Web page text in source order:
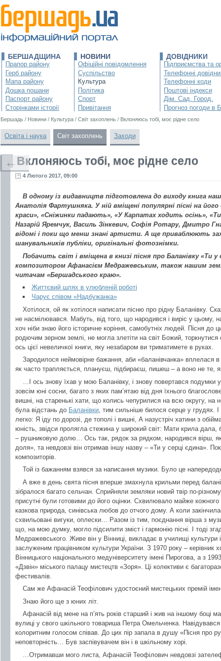
БЕРШАДЩИНА
Прапор району
Герб району
Мапа району
Дошка пошани
Паспорт району
Сторінками історії
НОВИНИ
Офіційні повідомлення
Суспільство
Культура
Політика
Спорт
Привітання
ДОВІДНИКИ
Підприємства та
Телефонні
Телефонні коди
Поштові індекси
Дім. Сад. Город.
Прогноз погоди в
Бершадь / Новини / Культура / Світ захоплень / Вклоняюсь тобі, моє рідне село
Освіта і наука Світ захоплень Заходи
Вклоняюсь тобі, моє рідне село
4 Лютого 2017, 09:00
В одному із видавництв підготовлена до виходу книга
Анатолія Фартушняка. У ній вміщені популярні пісні на
краси», «Сніжинки падають», «У Карпатах ходить осінь»,
Назарій Яремчук, Василь Зінкевич, Софія Ротару, Дмитро
відомі і поки що менш знані артисти. А ще приваблюють
шанувальників публіки, оригінальні фотознімки.
Побачить світ і вміщена в книзі пісня про Баланівку «Ти у
композитором Афанасієм Медражевським, також нашим
читачам «Бершадського краю».
Життєвий шлях в улюбленій роботі
Чарує співом «Надбужанка»
Хотілося, ой як хотілося написати пісню про рідну Баланівку.
не насмілювався. Мабуть, від того, що народився і виріс у цьому,
хоч ніби знаю його історичне коріння, самобутніх людей. Пісня до
родючим зерном землі, не могла злетіти на світ Божий,
ось цієї невеличкої книги, яку незабаром ви триматимете в руках.
Зародилося неймовірне бажання, аби «баланівчанка» вплелася
як часто трапляється, плануєш, підбираєш, пишеш – а воно не те,
…І ось знову їхав у мою Баланівку, і знову повертався подумки
зовсім юні сосни, багато з яких пам’ятаю від дня їхнього
вишні, на старенькі хати, що колись чепурилися на всю округу, на
була відстань до Баланівки , тим сильніше билося серце у
легко: Я іду по дорозі, де тополі і вишні, А назустріч хатини з
юність, звідси пролягла стежина у широкий світ: Мати крила дала,
– рушниковую долю… Ось так, рядок за рядком, народився вірш,
доля», та невдовзі він отримав іншу назву – «Ти у серці єдина».
композиторів.
Той із бажанням взявся за написання музики. Було це
А вже в день свята пісня вперше змахнула крильми перед
зібралося багато сельчан. Сприйняли земляки новий твір по-
присутні були готовими до його оцінки. Схвилювало майже
казкова природа, синівська любов до отчого дому. А коли
схвильовані вигуки, оплески… Разом із тим, поєднання вірша з
що, на мою думку, могло підсилити зміст і гармонію пісні. І тоді
Медражевського. Живе він у Вінниці, викладає в училищі культури
заслуженим працівником культури України. З 1970 року – керівник
Вінницького національного медуніверситету імені Пирогова, а з
«Дзвін» міського палацу мистецтв «Зоря». Ці колективи є
фестивалів.
Сам же Афанасій Теофілович удостоєний мистецьких премій
Знаю його ще з юних літ.
Афанасій від мене на п’ять років старший і жив на іншому боці
вулиці у свого шкільного товариша Петра Омельченка.
колоритним голосом співав. До цих пір запала в душу «Пісня про
неповторність… Був заспівувачем він і в шкільному хорі.
…Отримавши мого листа, Афанасій Теофілович невдовзі
←